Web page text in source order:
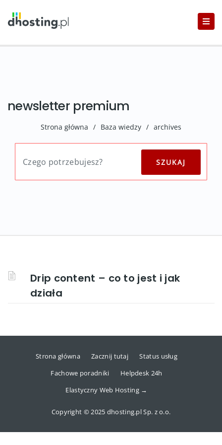
newsletter premium
Strona główna / Baza wiedzy / archives
Drip content – co to jest i jak
działa
Strona główna Zacznij tutaj
Status usług
Fachowe poradniki
Helpdesk 24h
Elastyczny Web Hosting →
Copyright © 2025 dhosting.pl Sp. z o.o.